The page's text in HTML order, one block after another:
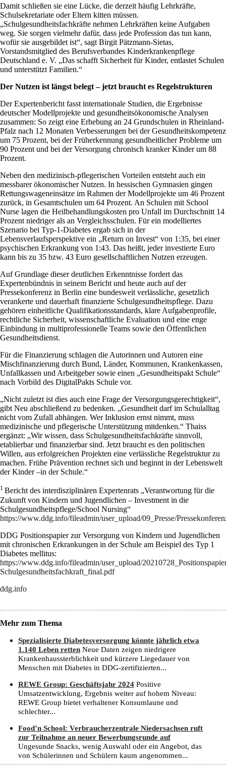
Damit schließen sie eine Lücke, die derzeit häufig Lehrkräfte,
Schulsekretariate oder Eltern kitten müssen.
„Schulgesundheitsfachkräfte nehmen Lehrkräften keine Aufgaben
weg. Sie sorgen vielmehr dafür, dass jede Profession das tun kann,
wofür sie ausgebildet ist“, sagt Birgit Pätzmann-Sietas,
Vorstandsmitglied des Berufsverbandes Kinderkrankenpflege
Deutschland e. V. „Das schafft Sicherheit für Kinder, entlastet Schulen
und unterstützt Familien.“
Der Nutzen ist längst belegt – jetzt braucht es Regelstrukturen
Der Expertenbericht fasst internationale Studien, die Ergebnisse
deutscher Modellprojekte und gesundheitsökonomische Analysen
zusammen: So zeigt eine Erhebung an 24 Grundschulen in Rheinland-
Pfalz nach 12 Monaten Verbesserungen bei der Gesundheitskompetenz
um 75 Prozent, bei der Früherkennung gesundheitlicher Probleme um
90 Prozent und bei der Versorgung chronisch kranker Kinder um 88
Prozent.
Neben den medizinisch-pflegerischen Vorteilen entsteht auch ein
messbarer ökonomischer Nutzen. In hessischen Gymnasien gingen
Rettungswageneinsätze im Rahmen der Modellprojekte um 46 Prozent
zurück, in Gesamtschulen um 64 Prozent. An Schulen mit School
Nurse lagen die Heilbehandlungskosten pro Unfall im Durchschnitt 14
Prozent niedriger als an Vergleichsschulen. Für ein modelliertes
Szenario bei Typ-1-Diabetes ergab sich in der
Lebensverlaufsperspektive ein „Return on Invest“ von 1:35, bei einer
psychischen Erkrankung von 1:43. Das heißt, jeder investierte Euro
kann bis zu 35 bzw. 43 Euro gesellschaftlichen Nutzen erzeugen.
Auf Grundlage dieser deutlichen Erkenntnisse fordert das
Expertenbündnis in seinem Bericht und heute auch auf der
Pressekonferenz in Berlin eine bundesweit verlässliche, gesetzlich
verankerte und dauerhaft finanzierte Schulgesundheitspflege. Dazu
gehören einheitliche Qualifikationsstandards, klare Aufgabenprofile,
rechtliche Sicherheit, wissenschaftliche Evaluation und eine enge
Einbindung in multiprofessionelle Teams sowie den Öffentlichen
Gesundheitsdienst.
Für die Finanzierung schlagen die Autorinnen und Autoren eine
Mischfinanzierung durch Bund, Länder, Kommunen, Krankenkassen,
Unfallkassen und Arbeitgeber sowie einen „Gesundheitspakt Schule“
nach Vorbild des DigitalPakts Schule vor.
„Nicht zuletzt ist dies auch eine Frage der Versorgungsgerechtigkeit“,
gibt Neu abschließend zu bedenken. „Gesundheit darf im Schulalltag
nicht vom Zufall abhängen. Wer Inklusion ernst nimmt, muss
medizinische und pflegerische Unterstützung mitdenken.“ Thaiss
ergänzt: „Wir wissen, dass Schulgesundheitsfachkräfte sinnvoll,
etablierbar und finanzierbar sind. Jetzt braucht es den politischen
Willen, aus erfolgreichen Projekten eine verlässliche Regelstruktur zu
machen. Frühe Prävention rechnet sich und beginnt in der Lebenswelt
der Kinder –in der Schule.“
1 Bericht des interdisziplinären Expertenrats „Verantwortung für die
Zukunft von Kindern und Jugendlichen – Investment in die
Schulgesundheitspflege/School Nursing“
https://www.ddg.info/fileadmin/user_upload/09_Presse/
DDG Positionspapier zur Versorgung von Kindern und Jugendlichen
mit chronischen Erkrankungen in der Schule am Beispiel des Typ 1
Diabetes mellitus:
https://www.ddg.info/fileadmin/user_upload/
Schulgesundheitsfachkraft_final.pdf
ddg.info
Mehr zum Thema
Spezialisierte Diabetesversorgung könnte jährlich etwa
1.140 Leben rettenNeue Daten zeigen niedrigere
Krankenhaussterblichkeit und kürzere Liegedauer von
Menschen mit Diabetes in DDG-zertifizierten...
REWE Group: Geschäftsjahr 2024Positive
Umsatzentwicklung, Ergebnis weiter auf hohem Niveau:
REWE Group bietet verhaltener Konsumlaune und
schlechter...
Food’n School: Verbraucherzentrale Niedersachsen ruft
zur Teilnahme an neuer Bewerbungsrunde auf
Ungesunde Snacks, wenig Auswahl oder ein Angebot, das
von Schülerinnen und Schülern kaum angenommen...